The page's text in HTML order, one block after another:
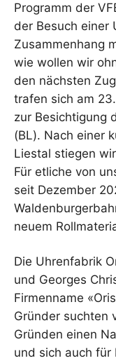
Programm der
der Besuch einer
Zusammenhang
wie wollen wir
den nächsten
trafen sich am
zur Besichtigung
(BL). Nach einer
Liestal stiegen
Für etliche von
seit Dezember
neuem
Die Uhrenfabrik
und Georges
Firmenname
Gründer suchten
Gründen einen
und sich auch für